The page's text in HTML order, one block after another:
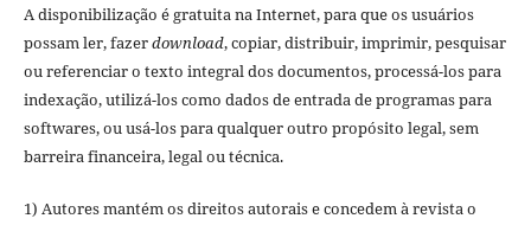
A disponibilização é gratuita na Internet, para que os usuários
possam ler, fazerdownload, copiar, distribuir, imprimir, pesquisar
ou referenciar o texto integral dos documentos, processá-los para
indexação, utilizá-los como dados de entrada de programas para
softwares, ou usá-los para qualquer outro propósito legal, sem
barreira financeira, legal ou técnica.
1) Autores mantém os direitos autorais e concedem à revista o